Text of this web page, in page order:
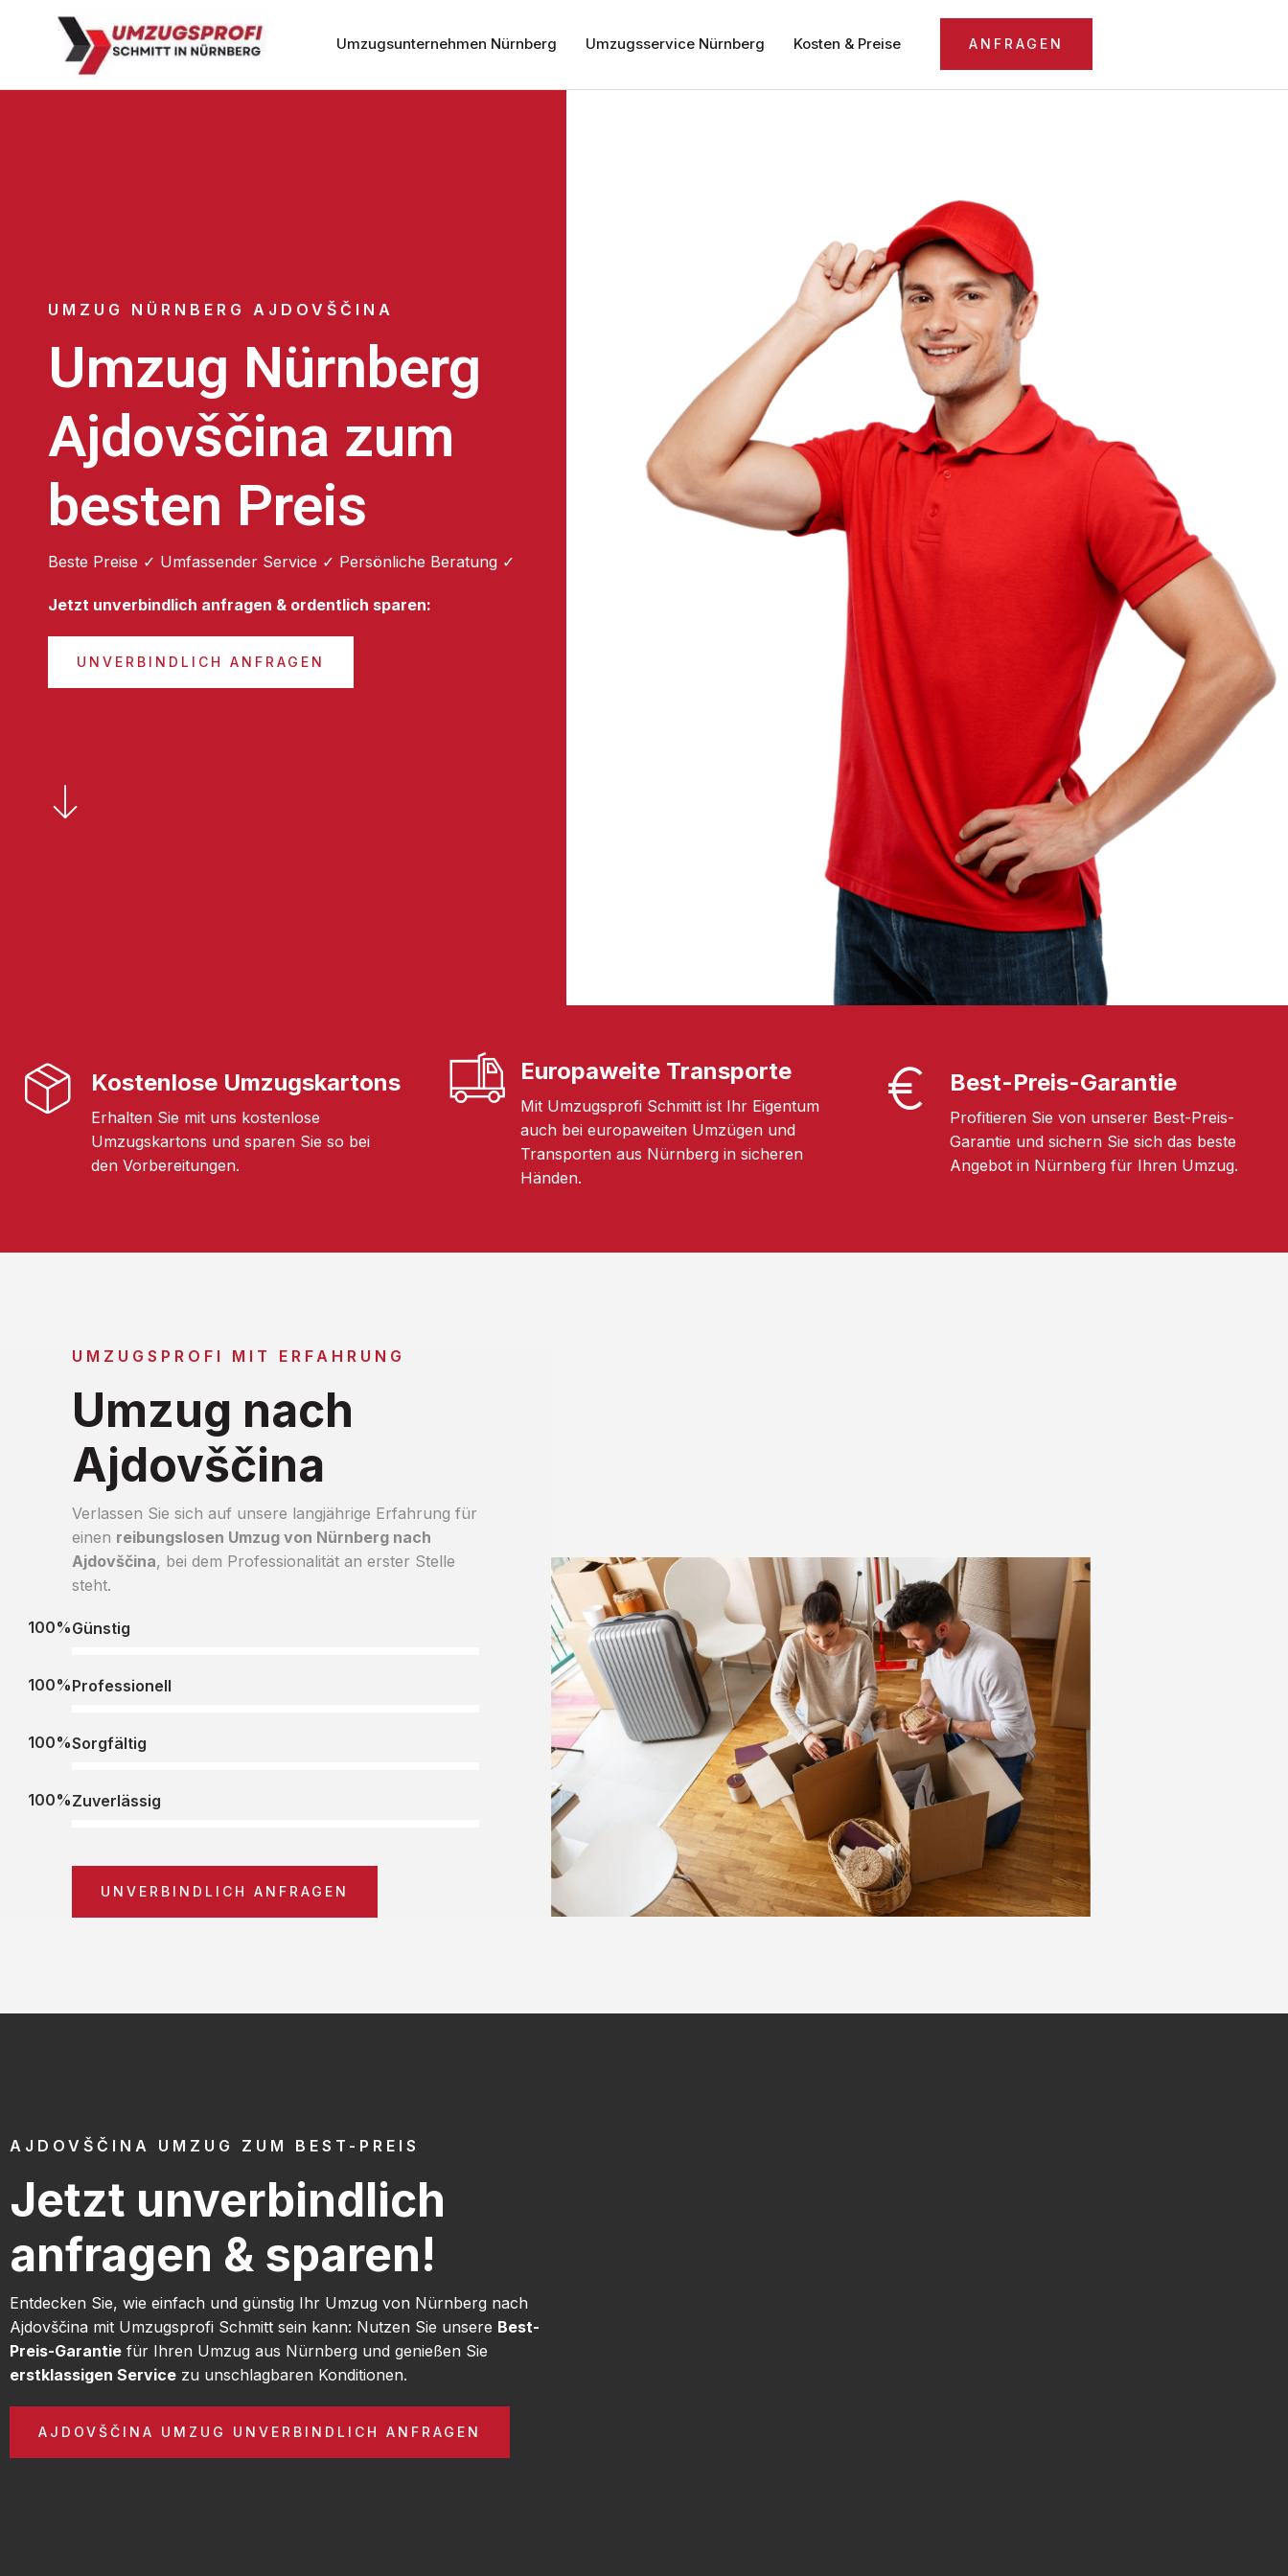
Umzugsunternehmen Nürnberg Umzugsservice Nürnberg Kosten & Preise ANFRAGEN
UMZUG NÜRNBERG AJDOVŠČINA
Umzug Nürnberg
Ajdovščina zum
besten Preis
Beste Preise ✓ Umfassender Service ✓ Persönliche Beratung ✓
Jetzt unverbindlich anfragen & ordentlich sparen:
UNVERBINDLICH ANFRAGEN
Kostenlose Umzugskartons
Erhalten Sie mit uns kostenlose
Umzugskartons und sparen Sie so bei
den Vorbereitungen.
Europaweite Transporte
Mit Umzugsprofi Schmitt ist Ihr Eigentum
auch bei europaweiten Umzügen und
Transporten aus Nürnberg in sicheren
Händen.
Best-Preis-Garantie
Profitieren Sie von unserer Best-Preis-
Garantie und sichern Sie sich das beste
Angebot in Nürnberg für Ihren Umzug.
UMZUGSPROFI MIT ERFAHRUNG
Umzug nach
Ajdovščina
Verlassen Sie sich auf unsere langjährige Erfahrung für
einen reibungslosen Umzug von Nürnberg nach
Ajdovščina, bei dem Professionalität an erster Stelle
steht.
Günstig
100%
Professionell
100%
Sorgfältig
100%
Zuverlässig
100%
UNVERBINDLICH ANFRAGEN
AJDOVŠČINA UMZUG ZUM BEST-PREIS
Jetzt unverbindlich
anfragen & sparen!
Entdecken Sie, wie einfach und günstig Ihr Umzug von Nürnberg nach
Ajdovščina mit Umzugsprofi Schmitt sein kann: Nutzen Sie unsere Best-
Preis-Garantie für Ihren Umzug aus Nürnberg und genießen Sie
erstklassigen Service zu unschlagbaren Konditionen.
AJDOVŠČINA UMZUG UNVERBINDLICH ANFRAGEN